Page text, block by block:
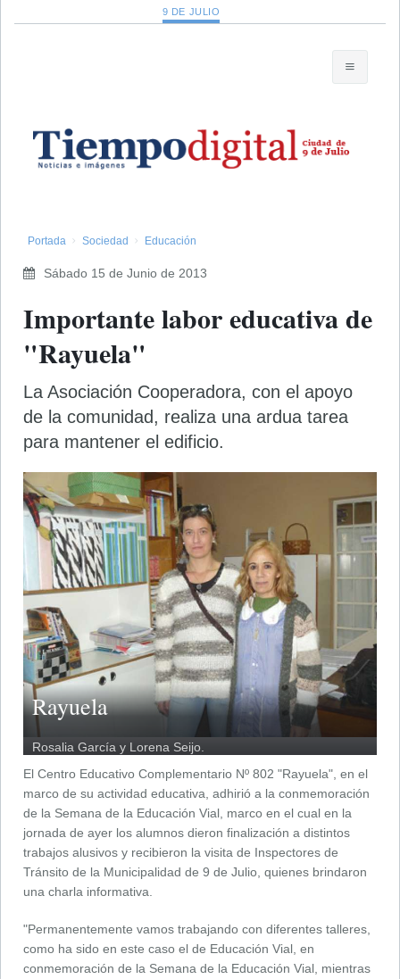
9 DE JULIO
Portada Sociedad Educación
Sábado 15 de Junio de 2013
Importante labor educativa de
"Rayuela"
La Asociación Cooperadora, con el apoyo
de la comunidad, realiza una ardua tarea
para mantener el edificio.
Rayuela
Rosalia García y Lorena Seijo.
El Centro Educativo Complementario Nº 802 "Rayuela", en el
marco de su actividad educativa, adhirió a la conmemoración
de la Semana de la Educación Vial, marco en el cual en la
jornada de ayer los alumnos dieron finalización a distintos
trabajos alusivos y recibieron la visita de Inspectores de
Tránsito de la Municipalidad de 9 de Julio, quienes brindaron
una charla informativa.
"Permanentemente vamos trabajando con diferentes talleres,
como ha sido en este caso el de Educación Vial, en
conmemoración de la Semana de la Educación Vial, mientras